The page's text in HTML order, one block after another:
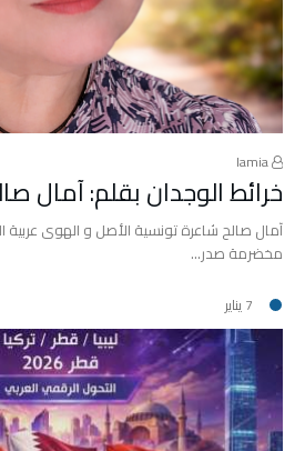
خرائط الوجدان بقلم: آمال
آمال صالح شاعرة تونسية الأصل و الهوى عربية
مخضرمة صدر…
7 يناير